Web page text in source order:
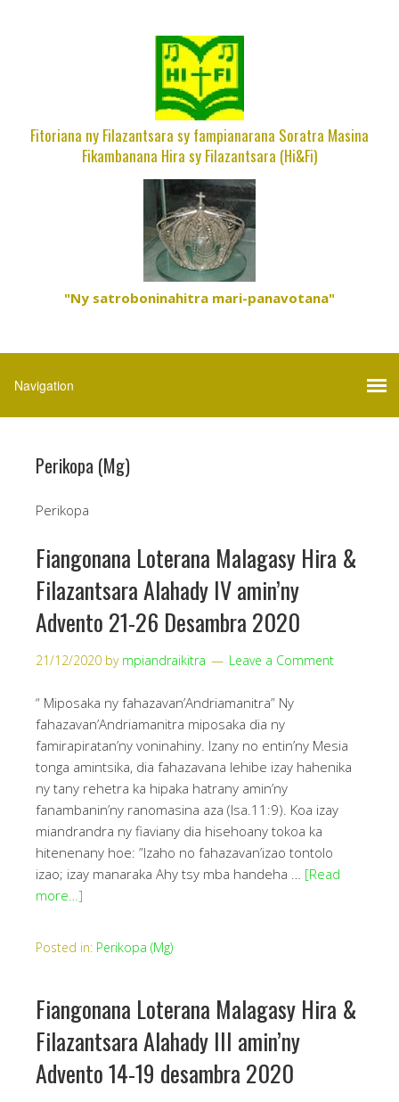
Fitoriana ny Filazantsara sy fampianarana Soratra Masina
Fikambanana Hira sy Filazantsara (Hi&Fi)
"Ny satroboninahitra mari-panavotana"
Perikopa (Mg)
Perikopa
Fiangonana Loterana Malagasy Hira &
Filazantsara Alahady IV amin’ny
Advento 21-26 Desambra 2020
21/12/2020 by mpiandraikitra Leave a Comment
“ Miposaka ny fahazavan’Andriamanitra” Ny
fahazavan’Andriamanitra miposaka dia ny
famirapiratan’ny voninahiny. Izany no entin’ny Mesia
tonga amintsika, dia fahazavana lehibe izay hahenika
ny tany rehetra ka hipaka hatrany amin’ny
fanambanin’ny ranomasina aza (Isa.11:9). Koa izay
miandrandra ny fiaviany dia hisehoany tokoa ka
hitenenany hoe: ”Izaho no fahazavan’izao tontolo
izao; izay manaraka Ahy tsy mba handeha … [Read
more…]
Posted in: Perikopa (Mg)
Fiangonana Loterana Malagasy Hira &
Filazantsara Alahady III amin’ny
Advento 14-19 desambra 2020